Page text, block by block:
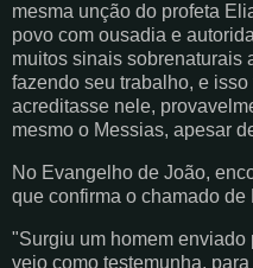
mesma unção do profeta
povo com ousadia e
muitos sinais sobrenaturais
fazendo seu trabalho, e
acreditasse nele,
mesmo o Messias, apesar
No Evangelho de João,
que confirma o chamado
"Surgiu um homem
veio como testemunha,